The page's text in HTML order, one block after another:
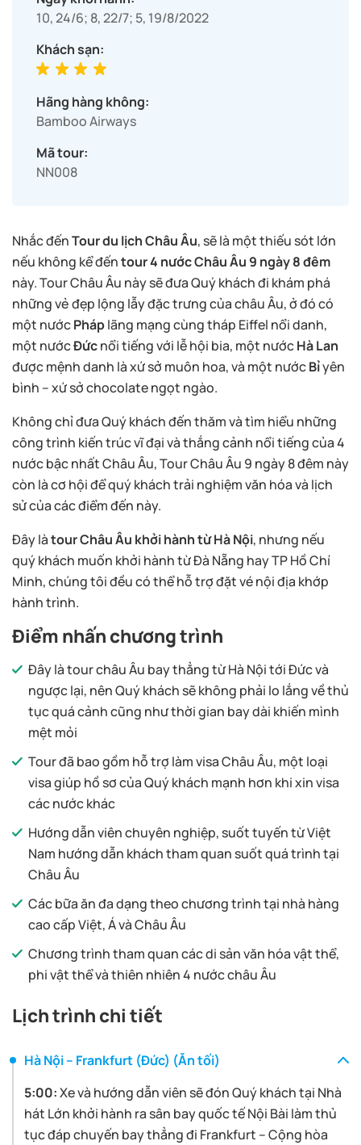
10, 24/6; 8, 22/7; 5, 19/8/2022
Khách sạn:
Hãng hàng không:
Bamboo Airways
Mã tour:
NN008
Nhắc đếnTour du lịch Châu Âu, sẽ là một thiếu sót lớn
nếu không kể đếntour 4 nước Châu Âu 9 ngày 8 đêm
này. Tour Châu Âu này sẽ đưa Quý khách đi khám phá
những vẻ đẹp lộng lẫy đặc trưng của châu Âu, ở đó có
một nướcPháplãng mạng cùng tháp Eiffel nổi danh,
một nướcĐứcnổi tiếng với lễ hội bia, một nướcHà Lan
được mệnh danh là xứ sở muôn hoa, và một nướcBỉyên
bình – xứ sở chocolate ngọt ngào.
Không chỉ đưa Quý khách đến thăm và tìm hiểu những
công trình kiến trúc vĩ đại và thắng cảnh nổi tiếng của 4
nước bậc nhất Châu Âu, Tour Châu Âu 9 ngày 8 đêm này
còn là cơ hội để quý khách trải nghiệm văn hóa và lịch
sử của các điểm đến này.
Đây làtour Châu Âu khởi hành từ Hà Nội, nhưng nếu
quý khách muốn khởi hành từ Đà Nẵng hay TP Hồ Chí
Minh, chúng tôi đều có thể hỗ trợ đặt vé nội địa khớp
hành trình.
Điểm nhấn chương trình
Đây là tour châu Âu bay thẳng từ Hà Nội tới Đức và
ngược lại, nên Quý khách sẽ không phải lo lắng về thủ
tục quá cảnh cũng như thời gian bay dài khiến mình
mệt mỏi
Tour đã bao gồm hỗ trợ làm visa Châu Âu, một loại
visa giúp hồ sơ của Quý khách mạnh hơn khi xin visa
các nước khác
Hướng dẫn viên chuyên nghiệp, suốt tuyến từ Việt
Nam hướng dẫn khách tham quan suốt quá trình tại
Châu Âu
Các bữa ăn đa dạng theo chương trình tại nhà hàng
cao cấp Việt, Á và Châu Âu
Chương trình tham quan các di sản văn hóa vật thể,
phi vật thể và thiên nhiên 4 nước châu Âu
Lịch trình chi tiết
Hà Nội – Frankfurt (Đức) (Ăn tối)
5:00:Xe và hướng dẫn viên sẽ đón Quý khách tại Nhà
hát Lớn khởi hành ra sân bay quốc tế Nội Bài làm thủ
tục đáp chuyến bay thẳng đi Frankfurt – Cộng hòa